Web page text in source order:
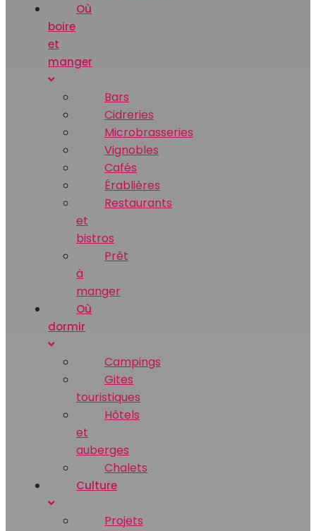
Où
boire
et
manger
Bars
Cidreries
Microbrasseries
Vignobles
Cafés
Érablières
Restaurants
et
bistros
Prêt
à
manger
Où
dormir
Campings
Gites
touristiques
Hôtels
et
auberges
Chalets
Culture
Projets